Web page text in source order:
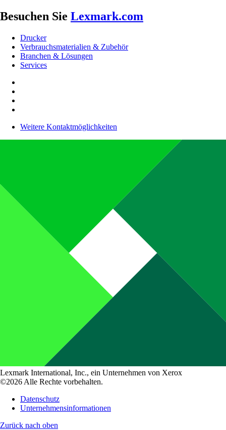
Besuchen Sie Lexmark.com
Drucker
Verbrauchsmaterialien & Zubehör
Branchen & Lösungen
Services
Weitere Kontaktmöglichkeiten
Lexmark International, Inc., ein Unternehmen von Xerox
©2026 Alle Rechte vorbehalten.
Datenschutz
Unternehmensinformationen
Zurück nach oben